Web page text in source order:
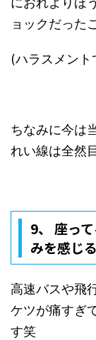
ョックだった
(ハラスメント
ちなみに今は
れい線は全然
9、 座っ
みを感じる
高速バスや飛
ケツが痛すぎ
す笑